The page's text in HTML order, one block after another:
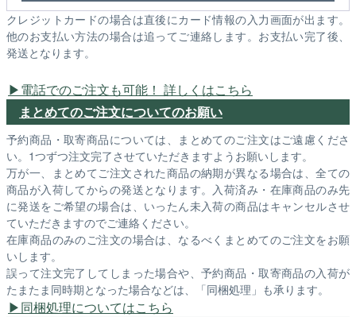
クレジットカードの場合は直後にカード情報の入力画面が出ます。
他のお支払い方法の場合は追ってご連絡します。お支払い完了後、
発送となります。
電話でのご注文も可能！ 詳しくはこちら
まとめてのご注文についてのお願い
予約商品・取寄商品については、まとめてのご注文はご遠慮くださ
い。1つずつ注文完了させていただきますようお願いします。
万が一、まとめてご注文された商品の納期が異なる場合は、全ての
商品が入荷してからの発送となります。入荷済み・在庫商品のみ先
に発送をご希望の場合は、いったん未入荷の商品はキャンセルさせ
ていただきますのでご連絡ください。
在庫商品のみのご注文の場合は、なるべくまとめてのご注文をお願
いします。
誤って注文完了してしまった場合や、予約商品・取寄商品の入荷が
たまたま同時期となった場合などは、「同梱処理」も承ります。
同梱処理についてはこちら